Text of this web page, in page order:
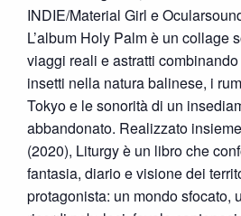
INDIE/Material Girl e
L’album Holy Palm è un collage
viaggi reali e astratti
insetti nella natura balinese, i
Tokyo e le sonorità di un
abbandonato. Realizzato
(2020), Liturgy è un libro che
fantasia, diario e visione dei
protagonista: un mondo sfocato,